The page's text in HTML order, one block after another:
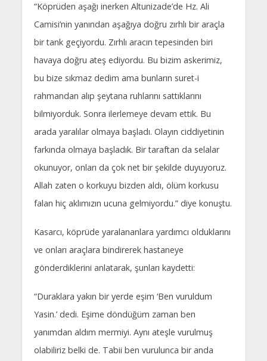
“Köprüden aşağı inerken Altunizade’de Hz. Ali
Camisi’nin yanından aşağıya doğru zırhlı bir araçla
bir tank geçiyordu. Zırhlı aracın tepesinden biri
havaya doğru ateş ediyordu. Bu bizim askerimiz,
bu bize sıkmaz dedim ama bunların suret-i
rahmandan alıp şeytana ruhlarını sattıklarını
bilmiyorduk. Sonra ilerlemeye devam ettik. Bu
arada yaralılar olmaya başladı. Olayın ciddiyetinin
farkında olmaya başladık. Bir taraftan da selalar
okunuyor, onları da çok net bir şekilde duyuyoruz.
Allah zaten o korkuyu bizden aldı, ölüm korkusu
falan hiç aklımızın ucuna gelmiyordu.” diye konuştu.
Kasarcı, köprüde yaralananlara yardımcı olduklarını
ve onları araçlara bindirerek hastaneye
gönderdiklerini anlatarak, şunları kaydetti:
“Duraklara yakın bir yerde eşim ‘Ben vuruldum
Yasin.’ dedi. Eşime döndüğüm zaman ben
yanımdan aldım mermiyi. Aynı ateşle vurulmuş
olabiliriz belki de. Tabii ben vurulunca bir anda